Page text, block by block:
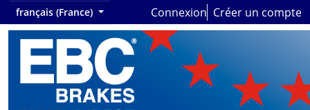
français (France) Connexion Créer un compte